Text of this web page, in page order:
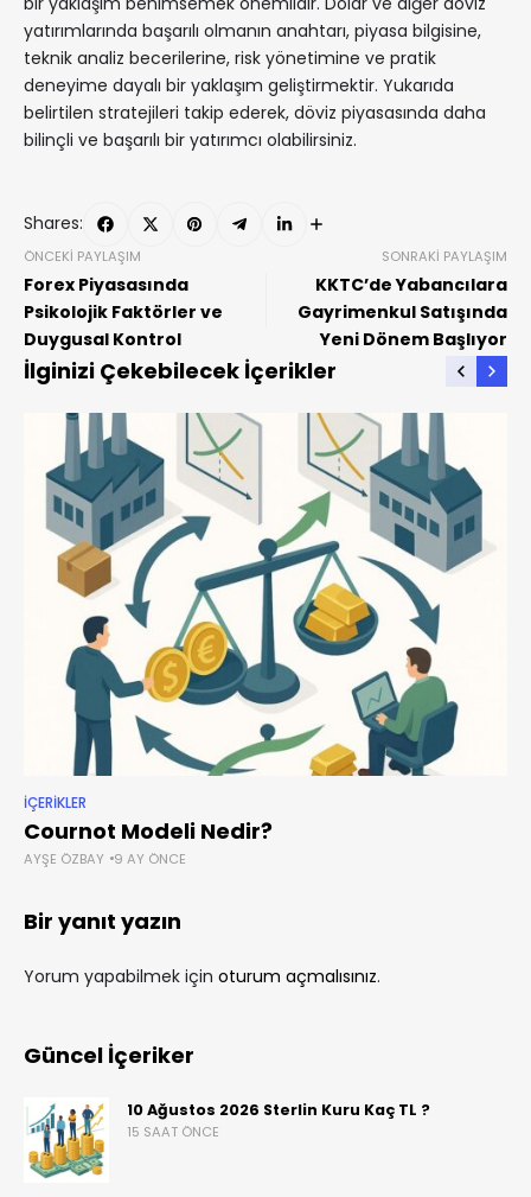
yatırımlarında başarılı olmanın anahtarı, piyasa bilgisine,
teknik analiz becerilerine, risk yönetimine ve pratik
deneyime dayalı bir yaklaşım geliştirmektir. Yukarıda
belirtilen stratejileri takip ederek, döviz piyasasında daha
bilinçli ve başarılı bir yatırımcı olabilirsiniz.
Shares:
ÖNCEKI PAYLAŞIM
Forex Piyasasında
Psikolojik Faktörler ve
Duygusal Kontrol
SONRAKI PAYLAŞIM
KKTC’de Yabancılara
Gayrimenkul Satışında
Yeni Dönem Başlıyor
İlginizi Çekebilecek İçerikler
İÇERIKLER
Cournot Modeli Nedir?
AYŞE ÖZBAY 9 AY ÖNCE
Bir yanıt yazın
Yorum yapabilmek için oturum açmalısınız.
Güncel İçeriker
10 Ağustos 2026 Sterlin Kuru Kaç TL ?
15 SAAT ÖNCE